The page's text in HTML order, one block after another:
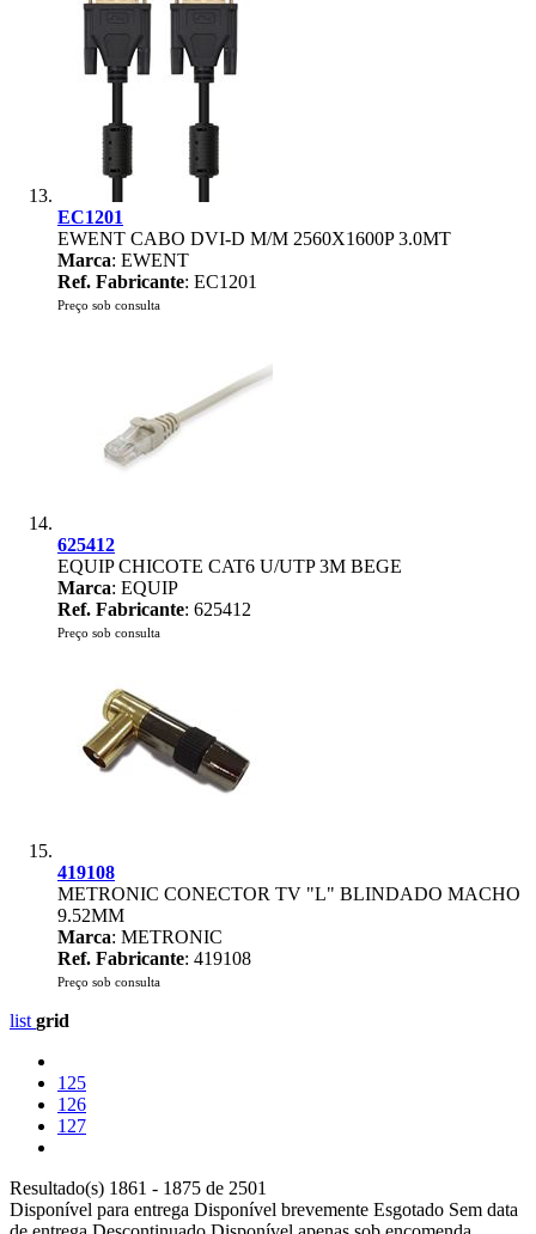
EC1201
EWENT CABO DVI-D M/M 2560X1600P 3.0MT
Marca: EWENT
Ref. Fabricante: EC1201
Preço sob consulta
625412
EQUIP CHICOTE CAT6 U/UTP 3M BEGE
Marca: EQUIP
Ref. Fabricante: 625412
Preço sob consulta
419108
METRONIC CONECTOR TV "L" BLINDADO MACHO
9.52MM
Marca: METRONIC
Ref. Fabricante: 419108
Preço sob consulta
list grid
125
126
127
Resultado(s) 1861 - 1875 de 2501
Disponível para entrega Disponível brevemente Esgotado Sem data